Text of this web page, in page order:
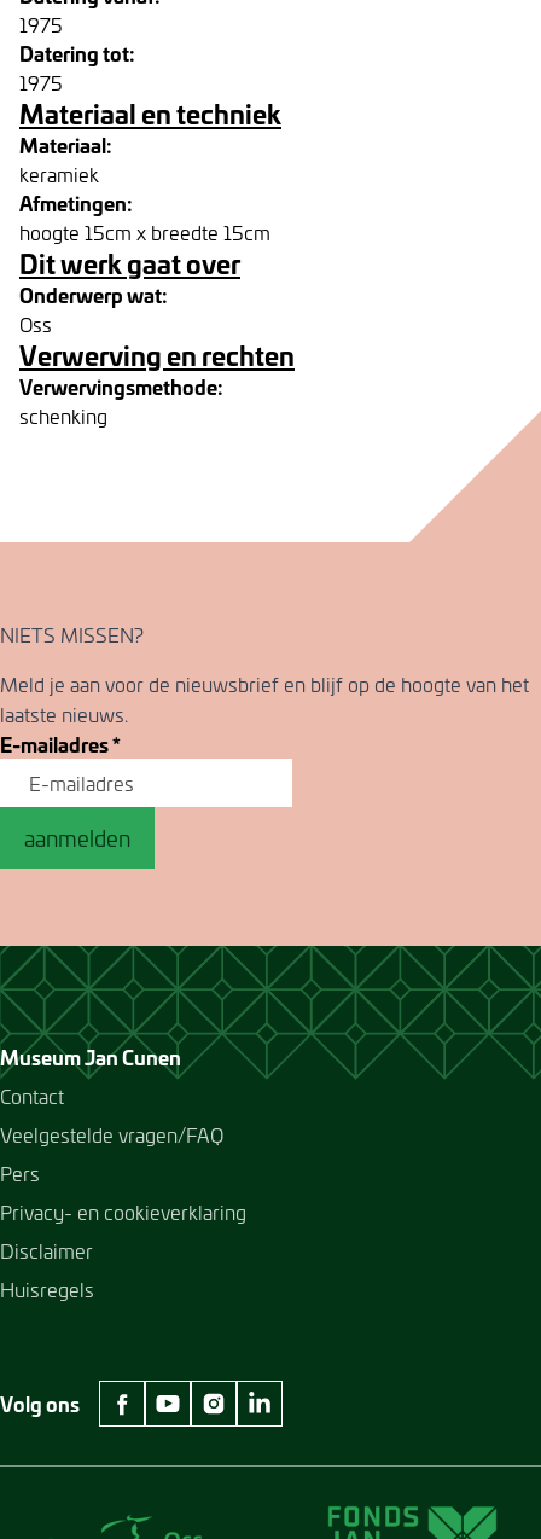
1975
Datering tot:
1975
Materiaal en techniek
Materiaal:
keramiek
Afmetingen:
hoogte 15cm x breedte 15cm
Dit werk gaat over
Onderwerp wat:
Oss
Verwerving en rechten
Verwervingsmethode:
schenking
NIETS MISSEN?
Meld je aan voor de nieuwsbrief en blijf op de hoogte van het
laatste nieuws.
E-mailadres*
aanmelden
Museum Jan Cunen
Contact
Veelgestelde vragen/FAQ
Pers
Privacy- en cookieverklaring
Disclaimer
Huisregels
Volg ons
facebook Museum Jan Cunen
youtube Museum Jan Cunen
instagram Museum Jan Cunen
linkedin Museum Jan Cunen